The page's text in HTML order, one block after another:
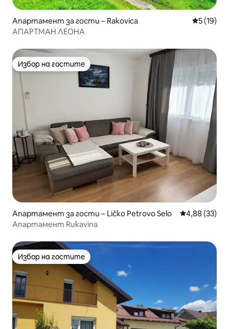
Апартамент за гости – Rakovica Средна
5 (19)
АПАРТМАН ЛЕОНА
Избор на гостите
Избор на гостите
Апартамент за гости – Ličko Petrovo Selo Средна
4,88 (33)
Апартамент Rukavina
Избор на гостите
Избор на гостите